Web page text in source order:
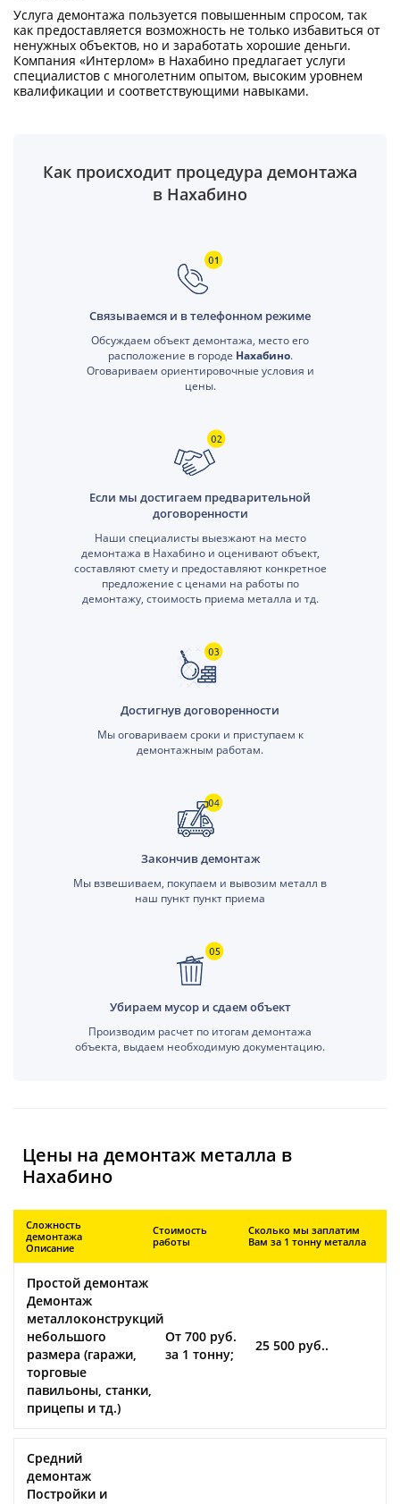
Услуга демонтажа пользуется повышенным спросом, так
как предоставляется возможность не только избавиться от
ненужных объектов, но и заработать хорошие деньги.
Компания «Интерлом» в Нахабино предлагает услуги
специалистов с многолетним опытом, высоким уровнем
квалификации и соответствующими навыками.
Как происходит процедура демонтажа
в Нахабино
Связываемся и в телефонном режиме
Обсуждаем объект демонтажа, место его
расположение в городе Нахабино.
Оговариваем ориентировочные условия и
цены.
Если мы достигаем предварительной
договоренности
Наши специалисты выезжают на место
демонтажа в Нахабино и оценивают объект,
составляют смету и предоставляют конкретное
предложение с ценами на работы по
демонтажу, стоимость приема металла и тд.
Достигнув договоренности
Мы оговариваем сроки и приступаем к
демонтажным работам.
Закончив демонтаж
Мы взвешиваем, покупаем и вывозим металл в
наш пункт пункт приема
Убираем мусор и сдаем объект
Производим расчет по итогам демонтажа
объекта, выдаем необходимую документацию.
Цены на демонтаж металла в
Нахабино
Сложность
демонтажа
Описание
Стоимость
работы
Сколько мы заплатим
Вам за 1 тонну металла
Простой демонтаж
Демонтаж
металлоконструкций
небольшого
размера (гаражи,
торговые
павильоны, станки,
прицепы и тд.)
От 700 руб.
за 1 тонну;
25 500 руб..
Средний
демонтаж
Постройки и